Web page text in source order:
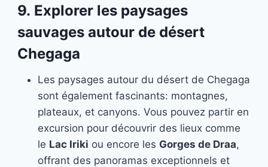
9. Explorer les paysages
sauvages autour de désert
Chegaga
Les paysages autour du désert de Chegaga
sont également fascinants: montagnes,
plateaux, et canyons. Vous pouvez partir en
excursion pour découvrir des lieux comme
le Lac Iriki ou encore les Gorges de Draa,
offrant des panoramas exceptionnels et